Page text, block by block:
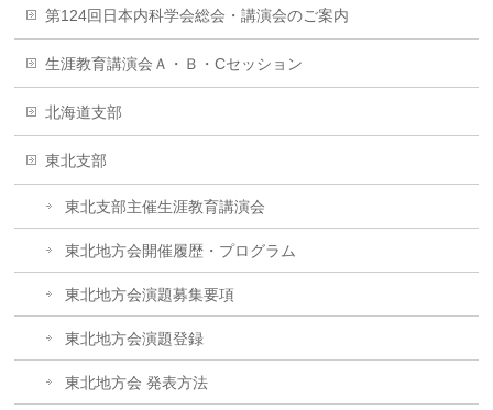
第124回日本内科学会総会・講演会のご案内
生涯教育講演会Ａ・Ｂ・Cセッション
北海道支部
東北支部
東北支部主催生涯教育講演会
東北地方会開催履歴・プログラム
東北地方会演題募集要項
東北地方会演題登録
東北地方会 発表方法